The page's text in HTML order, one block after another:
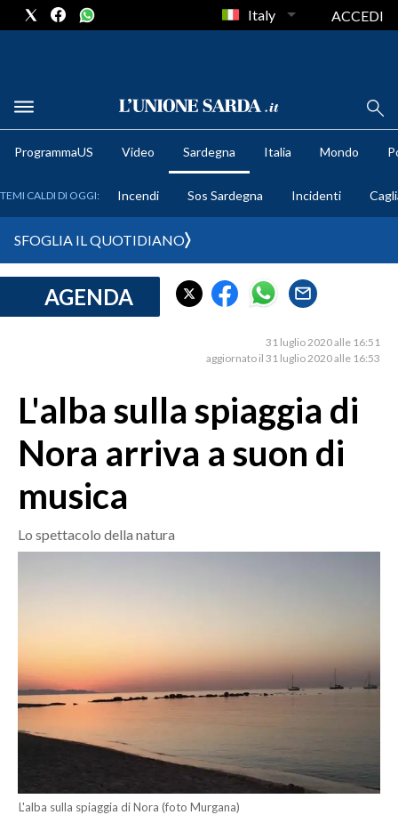
METEO
CRONACA SARDEGNA
MEDIO CAMPIDANO
SASSARI E PROVINCIA
NUORO E PROVINCIA
OGLIASTRA
POLITICA
SERVIZI ALLE IMPRESE
Italy ACCEDI
ProgrammaUS Video Sardegna Italia Mondo
TEMI CALDI DI OGGI: Incendi Sos Sardegna Incidenti
SFOGLIA IL QUOTIDIANO
AGENDA
31 luglio 2020 alle 16:51
aggiornato il 31 luglio 2020 alle 16:53
L'alba sulla spiaggia di
Nora arriva a suon di
musica
Lo spettacolo della natura
L'alba sulla spiaggia di Nora (foto Murgana)